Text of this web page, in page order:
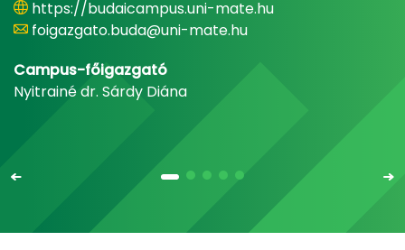
https://budaicampus.uni-mate.hu
foigazgato.buda@uni-mate.hu
Campus-főigazgató
Nyitrainé dr. Sárdy Diána